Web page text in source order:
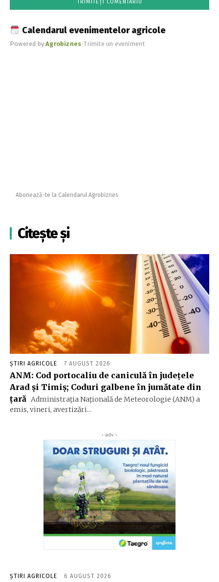
Calendarul evenimentelor agricole
Powered byAgrobiznes•Trimite un eveniment
Abonează-te la Calendarul Agrobiznes
Citește și
ȘTIRI AGRICOLE 7 AUGUST 2026
ANM: Cod portocaliu de caniculă în judeţele
Arad şi Timiş; Coduri galbene în jumătate din
ţară
Administraţia Naţională de Meteorologie (ANM) a
emis, vineri, avertizări...
‹ adv ›
ȘTIRI AGRICOLE 6 AUGUST 2026